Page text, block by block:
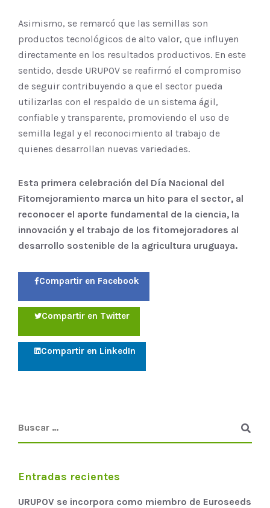
Asimismo, se remarcó que las semillas son
productos tecnológicos de alto valor, que influyen
directamente en los resultados productivos. En este
sentido, desde URUPOV se reafirmó el compromiso
de seguir contribuyendo a que el sector pueda
utilizarlas con el respaldo de un sistema ágil,
confiable y transparente, promoviendo el uso de
semilla legal y el reconocimiento al trabajo de
quienes desarrollan nuevas variedades.
Esta primera celebración del Día Nacional del
Fitomejoramiento marca un hito para el sector, al
reconocer el aporte fundamental de la ciencia, la
innovación y el trabajo de los fitomejoradores al
desarrollo sostenible de la agricultura uruguaya.
Compartir en Facebook
Compartir en Twitter
Compartir en LinkedIn
Entradas recientes
URUPOV se incorpora como miembro de Euroseeds